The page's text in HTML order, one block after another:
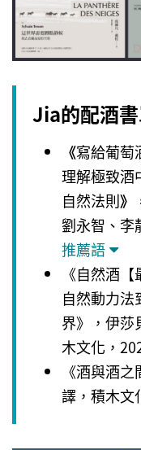
Jia的配酒
《寫給葡萄
理解極致酒
自然法則》
劉永智、李
推薦語
《自然酒
自然動力
界》，伊莎
木文化，
《酒與酒
譯，積木文